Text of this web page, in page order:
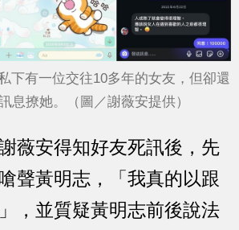
下有一位交往10多年的女友，但卻還
息撩她。（圖／謝薇安提供）
薇安得知好友死訊後，先
聲黃明志，「我真的以跟
，並質疑黃明志前後說法